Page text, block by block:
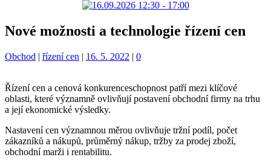
Nové možnosti a technologie řízení cen
Kategorie:
Obchod | Štítky:
řízení cen | 16. 5. 2022 | 0
Řízení cen a cenová konkurenceschopnost patří mezi klíčové
oblasti, které významně ovlivňují postavení obchodní firmy na trhu
a její ekonomické výsledky.
Nastavení cen významnou měrou ovlivňuje tržní podíl, počet
zákazníků a nákupů, průměrný nákup, tržby za prodej zboží,
obchodní marži i rentabilitu.